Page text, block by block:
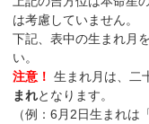
は考慮していません。
下記、表中の生まれ月
い。
注意！ 生まれ月は、二
まれとなります。
（例：6月2日生まれは